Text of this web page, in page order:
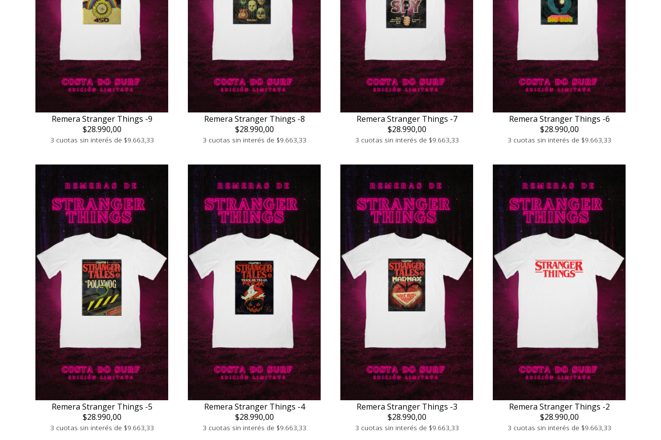
Remera Stranger Things -9
$28.990,00
3 cuotas sin interés de $9.663,33
Remera Stranger Things -8
$28.990,00
3 cuotas sin interés de $9.663,33
Remera Stranger Things -7
$28.990,00
3 cuotas sin interés de $9.663,33
Remera Stranger Things -6
$28.990,00
3 cuotas sin interés de $9.663,33
Remera Stranger Things -5
$28.990,00
3 cuotas sin interés de $9.663,33
Remera Stranger Things -4
$28.990,00
3 cuotas sin interés de $9.663,33
Remera Stranger Things -3
$28.990,00
3 cuotas sin interés de $9.663,33
Remera Stranger Things -2
$28.990,00
3 cuotas sin interés de $9.663,33